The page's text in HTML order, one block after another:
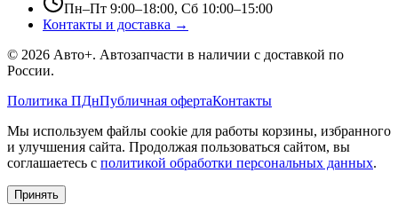
Пн–Пт 9:00–18:00, Сб 10:00–15:00
Контакты и доставка →
© 2026 Авто+. Автозапчасти в наличии с доставкой по
России.
Политика ПДнПубличная офертаКонтакты
Мы используем файлы cookie для работы корзины, избранного
и улучшения сайта. Продолжая пользоваться сайтом, вы
соглашаетесь с политикой обработки персональных данных.
Принять